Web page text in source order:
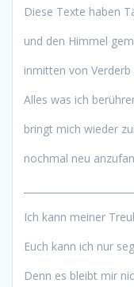
Diese Texte haben
und den Himmel
inmitten von Verderb
Alles was ich
bringt mich wieder
nochmal neu
Ich kann meiner
Euch kann ich nur
Denn es bleibt mir